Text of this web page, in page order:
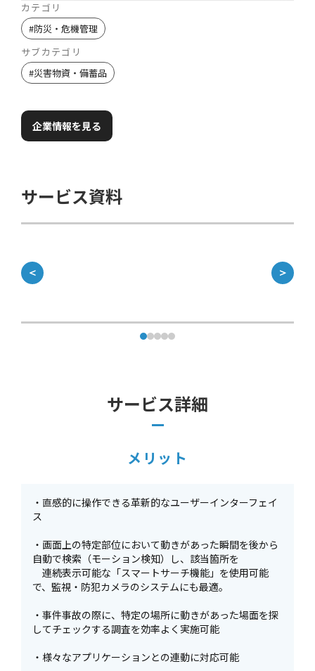
カテゴリ
#防災・危機管理
サブカテゴリ
#災害物資・備蓄品
企業情報を見る
サービス資料
＜ ＞
サービス詳細
メリット
・直感的に操作できる革新的なユーザーインターフェイ
ス
・画面上の特定部位において動きがあった瞬間を後から
自動で検索（モーション検知）し、該当箇所を
連続表示可能な「スマートサーチ機能」を使用可能
で、監視・防犯カメラのシステムにも最適。
・事件事故の際に、特定の場所に動きがあった場面を探
してチェックする調査を効率よく実施可能
・様々なアプリケーションとの連動に対応可能